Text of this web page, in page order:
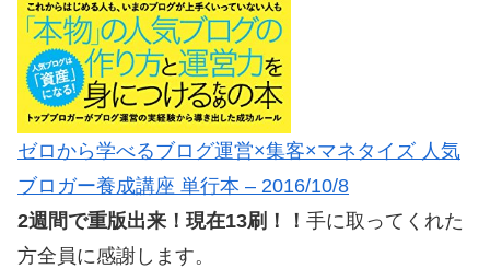
ゼロから学べるブログ運営×集客×マネタイズ 人気
ブロガー養成講座 単行本 – 2016/10/8
2週間で重版出来！現在13刷！！ 手に取ってくれた
方全員に感謝します。